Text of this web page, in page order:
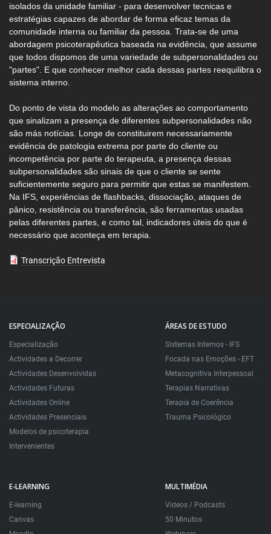
isolados da unidade familiar - para desenvolver tecnicas e
estratégias capazes de abordar de forma eficaz temas da
comunidade interna ou familiar da pessoa. Trata-se de uma
abordagem psicoterapêutica baseada na evidência, que assume
que todos dispomos de uma variedade de subpersonalidades ou
"partes". E que conhecer melhor cada dessas partes reequilibra o
sistema interno.
Do ponto de vista do modelo as alterações ao comportamento
que sinalizam a presença de diferentes subpersonalidades não
são más notícias. Longe de constituirem necessariamente
evidência de patologia extrema por parte do cliente ou
incompetência por parte do terapeuta, a presença dessas
subpersonalidades são sinais de que o cliente se sente
suficientemente seguro para permitir que estas se manifestem.
Na IFS, experiências de flashbacks, dissociação, ataques de
pânico, resistência ou transferência, são ferramentas usadas
pelas diferentes partes, e como tal, indicadores úteis do que é
necessário que aconteça em terapia.
Transcrição Entrevista
ESPECIALIZAÇÃO
Especialização
Actividades a Decorrer
Actividades Desenvolvidas
Actividades Futuras
Actividades Online
Actividades Presenciais
Modelos de psicoterapia
Intervenientes
ÁREAS DE ESTUDO
Sistemas Internos - IFS
Focada nas Emoções - EFT
Metacognitiva Interpessoal
Terapias Narrativas
Terapia de Coerência
Trauma Psicológico
E-LEARNING
E-learning
Canvas
MULTIMÉDIA
Videos / Podcasts
50 Minutos